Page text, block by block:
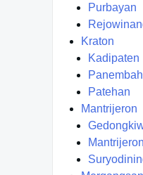
Purbayan
Kraton
Kadipaten
Patehan
Mantrijeron
Mantrijeron